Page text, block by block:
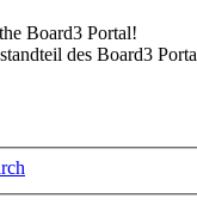
Board3 Portal!
des Board3